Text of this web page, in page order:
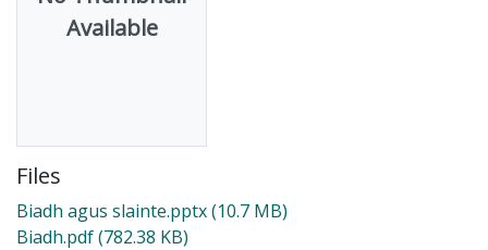
Available
Files
Biadh agus slainte.pptx(10.7 MB)
Biadh.pdf(782.38 KB)